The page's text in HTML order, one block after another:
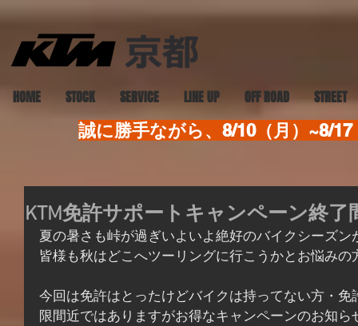
HOME STOCK SERVICE LINE UP OFF ROAD STREET
誠に勝手ながら、8/10（月）~8/
KTM免許サポートキャンペーン終了
夏の暑さも峠が過ぎいよいよ絶好のバイクシーズン
皆様も秋はどこへツーリングに行こうかとお悩み
今回は免許はとったけどバイクは持ってない方・
限間近ではありますがお得なキャンペーンのお知ら